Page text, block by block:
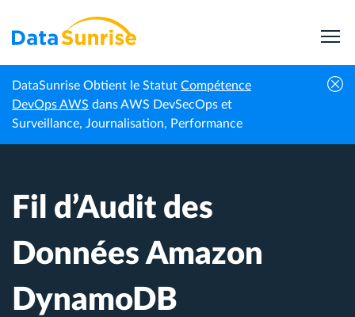
DataSunrise Obtient le Statut Compétence
DevOps AWS dans AWS DevSecOps et
Surveillance, Journalisation, Performance
Accueil
Centre de
connaissances
Fil d’Audit des Données Amazon
DynamoDB
Fil d’Audit des
Données Amazon
DynamoDB